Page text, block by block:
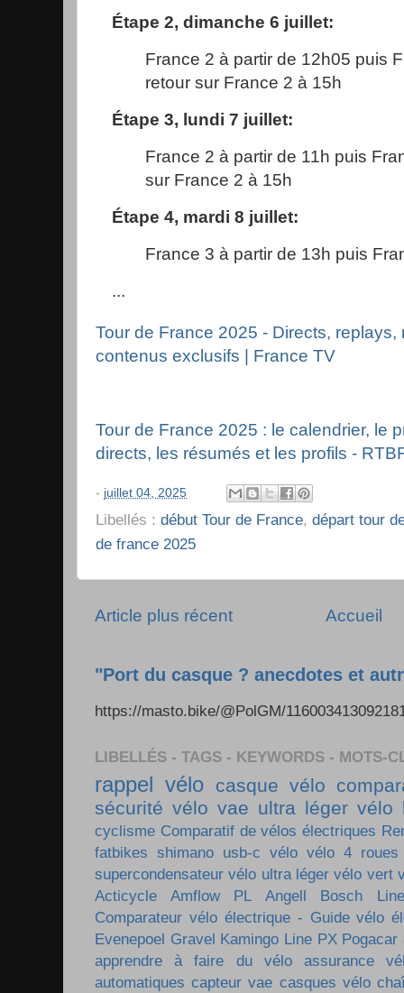
Étape 2, dimanche 6 juillet:
France 2 à partir de 12h05 puis
retour sur France 2 à 15h
Étape 3, lundi 7 juillet:
France 2 à partir de 11h puis
sur France 2 à 15h
Étape 4, mardi 8 juillet:
France 3 à partir de 13h puis
...
Tour de France 2025 - Directs, replays,
contenus exclusifs | France TV
Tour de France 2025 : le calendrier, le
directs, les résumés et les profils -
- juillet 04, 2025
Libellés : début Tour de France, départ tour
de france 2025
Article plus récent Accueil
"Port du casque ? anecdotes et
https://masto.bike/@PolGM/
LIBELLÉS - TAGS - KEYWORDS - MOTS-
rappel vélo casque vélo
sécurité vélo vae ultra léger vélo
cyclisme Comparatif de vélos électriques
fatbikes shimano usb-c vélo vélo 4 roues
supercondensateur vélo ultra léger vélo vert
Acticycle
Amflow PL Angell
Bosch
Comparateur vélo électrique - Guide vélo
Evenepoel Gravel Kamingo Line PX Pogacar
apprendre à faire du vélo
assurance
automatiques capteur vae casques vélo